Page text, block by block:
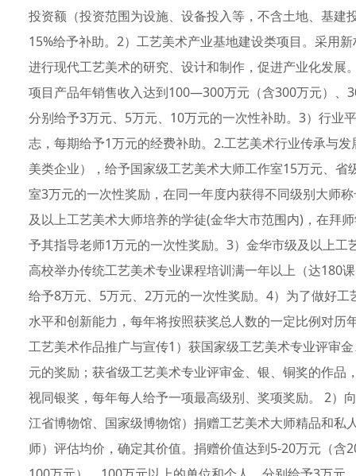
投资额（投资范围为设施、设备投入等，不含土地、基
15%给予补助。2）工艺美术产业基地建设类项目。采用
进行现代工艺美术的研究、设计和制作，促进产业化发
项目产品年销售收入达到100—300万元（含300万元）
分别给予3万元、5万元、10万元的一次性补助。3）行业
志，每期给予1万元的经费补助。2.工艺美术行业传承与
美类企业），给予国家级工艺美术大师工作室15万元、
室3万元的一次性奖励，在同一年度内获得不同级别大师
及以上工艺美术大师培养的学徒(金华大市范围内)，在拜
予其指导老师1万元的一次性奖励。3）金华市级及以上
高校举办传统工艺美术专业课程培训满一年以上（达180
给予8万元、5万元、2万元的一次性奖励。4）为了做好
水平和创新能力，每年将按照获奖总人数的一定比例对
工艺美术作品推广与宣传1）获国家级工艺美术专业评审
元的奖励；获省级工艺美术专业评审金、银、铜奖的作
视同银奖，每年每人给予一项最高级别、奖项奖励。 2）
江省博物馆、国家级博物馆）捐赠工艺美术大师精品和
师）评估均价，确定其价值。捐赠价值达到5-20万元（